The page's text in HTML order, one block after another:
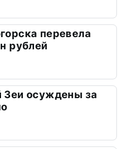
перевела
рублей
осуждены за